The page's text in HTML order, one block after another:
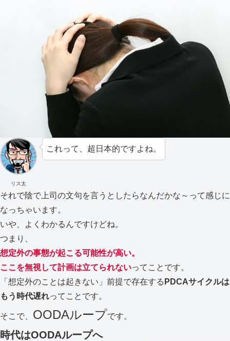
リス太
これって、超日本的ですよね。
それで陰で上司の文句を言うとしたらなんだかな～って感じに
なっちゃいます。
いや、よくわかるんですけどね。
つまり、
想定外の事態が起こる可能性が高い。
ここを無視して計画は立てられないってことです。
「想定外のことは起きない」前提で存在する PDCAサイクルは
もう時代遅れってことです。
そこで、 OODAループです。
時代はOODAループへ